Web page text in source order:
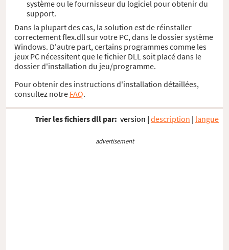
système ou le fournisseur du logiciel pour obtenir du
support.
Dans la plupart des cas, la solution est de réinstaller
correctement flex.dll sur votre PC, dans le dossier système
Windows. D'autre part, certains programmes comme les
jeux PC nécessitent que le fichier DLL soit placé dans le
dossier d'installation du jeu/programme.
Pour obtenir des instructions d'installation détaillées,
consultez notre FAQ.
Trier les fichiers dll par: version | description | langue
advertisement